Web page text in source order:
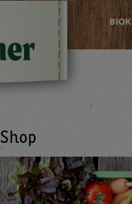
Shop